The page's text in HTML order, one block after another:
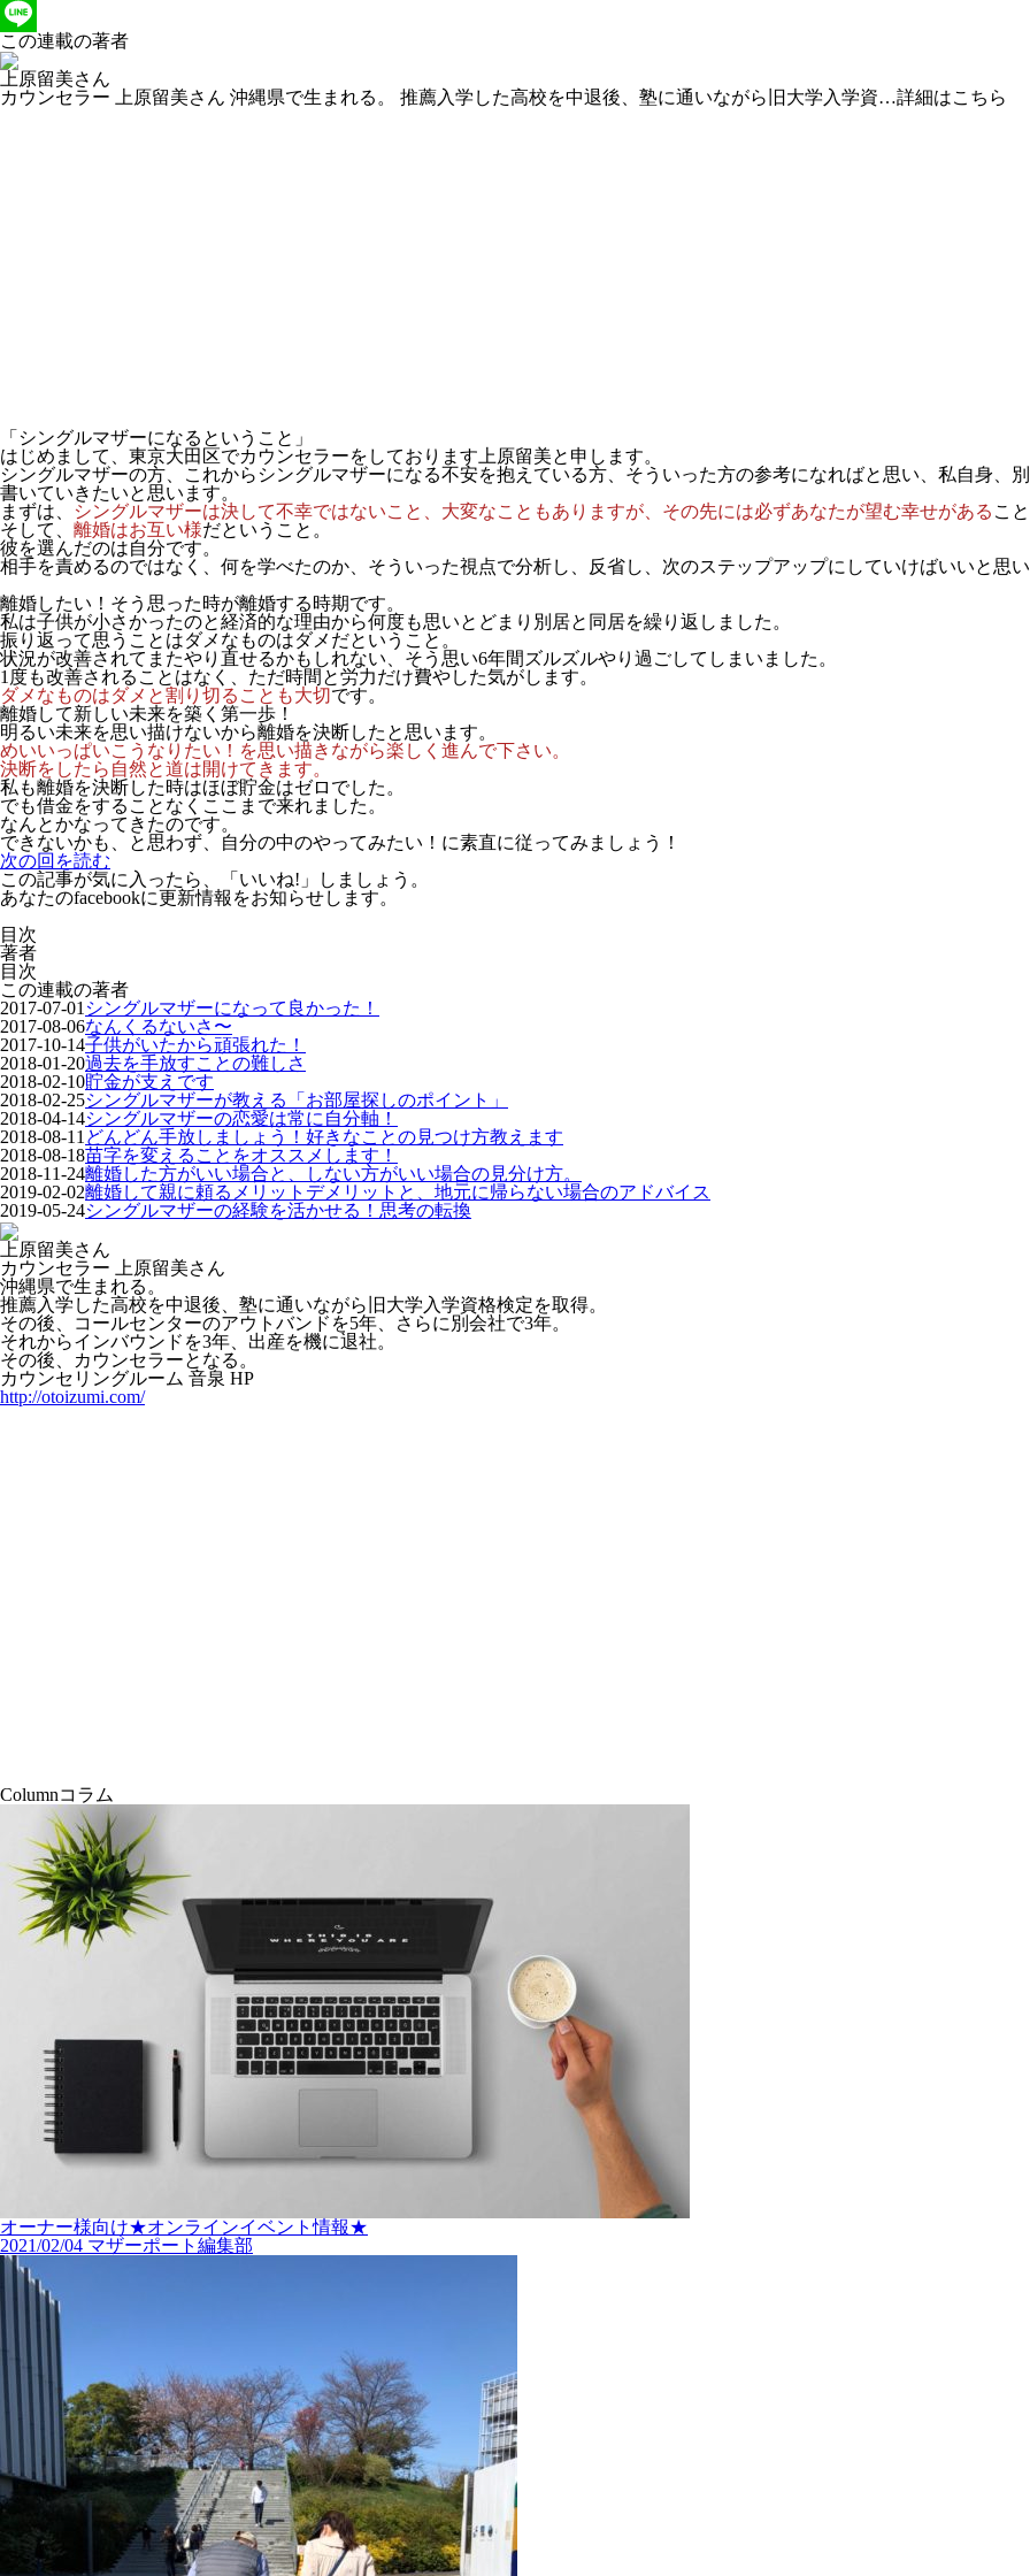
Twitter
Line
この連載の著者
上原留美さん
カウンセラー 上原留美さん 沖縄県で生まれる。 推薦入学した高校を中退後、塾に通いながら旧大学入学資…詳細はこちら
「シングルマザーになるということ」
はじめまして、東京大田区でカウンセラーをしております上原留美と申します。
シングルマザーの方、これからシングルマザーになる不安を抱えている方、そういった方の参考になればと思い、私自身、
書いていきたいと思います。
まずは、
シングルマザーは決して不幸ではないこと、大変なこともありますが、その先には必ずあなたが望む幸せがある こ
そして、 離婚はお互い様だということ。
彼を選んだのは自分です。
相手を責めるのではなく、何を学べたのか、そういった視点で分析し、反省し、次のステップアップにしていけばいいと思
離婚したい！そう思った時が離婚する時期です。
私は子供が小さかったのと経済的な理由から何度も思いとどまり別居と同居を繰り返しました。
振り返って思うことはダメなものはダメだということ。
状況が改善されてまたやり直せるかもしれない、そう思い6年間ズルズルやり過ごしてしまいました。
1度も改善されることはなく、ただ時間と労力だけ費やした気がします。
ダメなものはダメと割り切ることも大切です。
離婚して新しい未来を築く第一歩！
明るい未来を思い描けないから離婚を決断したと思います。
めいいっぱいこうなりたい！を思い描きながら楽しく進んで下さい。
決断をしたら自然と道は開けてきます。
私も離婚を決断した時はほぼ貯金はゼロでした。
でも借金をすることなくここまで来れました。
なんとかなってきたのです。
できないかも、と思わず、自分の中のやってみたい！に素直に従ってみましょう！
次の回を読む
この記事が気に入ったら、「いいね!」しましょう。
あなたのfacebookに更新情報をお知らせします。
目次
著者
目次
この連載の著者
2017-07-01 シングルマザーになって良かった！
2017-08-06なんくるないさ〜
2017-10-14子供がいたから頑張れた！
2018-01-20過去を手放すことの難しさ
2018-02-10貯金が支えです
2018-02-25シングルマザーが教える「お部屋探しのポイント」
2018-04-14シングルマザーの恋愛は常に自分軸！
2018-08-11 どんどん手放しましょう！好きなことの見つけ方教えます
2018-08-18苗字を変えることをオススメします！
2018-11-24離婚した方がいい場合と、しない方がいい場合の見分け方。
2019-02-02離婚して親に頼るメリットデメリットと、地元に帰らない場合のアドバイス
2019-05-24シングルマザーの経験を活かせる！思考の転換
上原留美さん
カウンセラー 上原留美さん
沖縄県で生まれる。
推薦入学した高校を中退後、塾に通いながら旧大学入学資格検定を取得。
その後、コールセンターのアウトバンドを5年、さらに別会社で3年。
それからインバウンドを3年、出産を機に退社。
その後、カウンセラーとなる。
カウンセリングルーム 音泉 HP
http://otoizumi.com/
Columnコラム
オーナー様向け★オンラインイベント情報★
2021/02/04 マザーポート編集部